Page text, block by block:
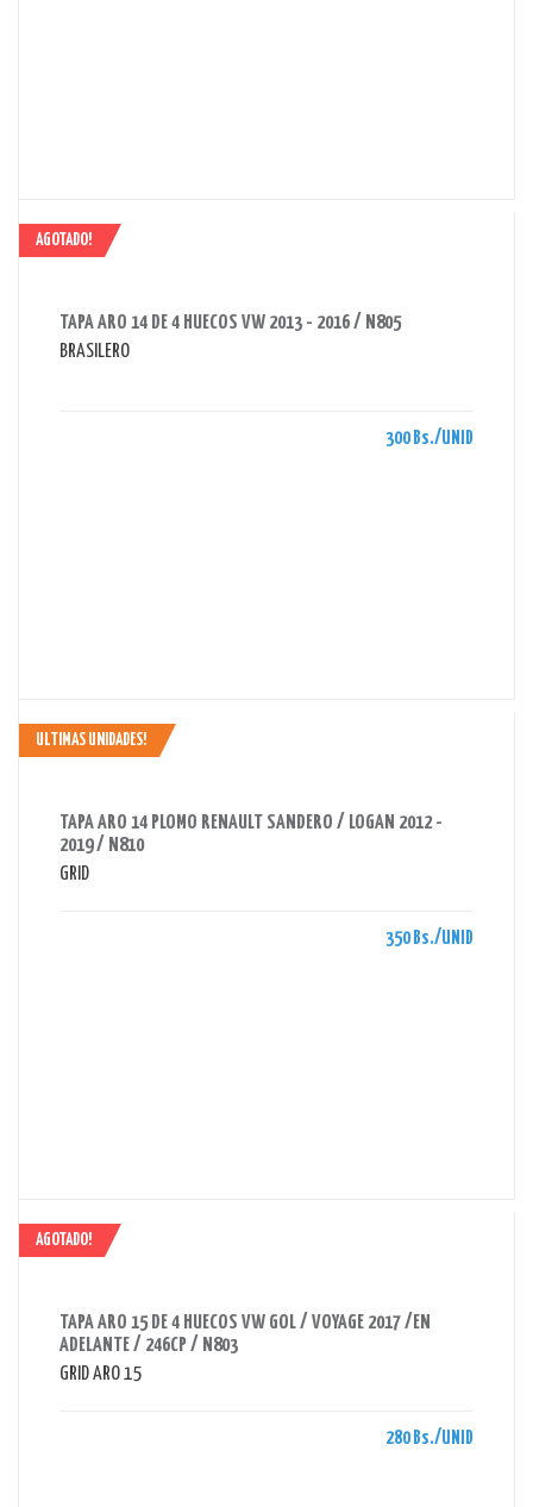
AGOTADO!
TAPA ARO 14 DE 4 HUECOS VW 2013 - 2016 / N805
BRASILERO
300 Bs./UNID
ULTIMAS UNIDADES!
TAPA ARO 14 PLOMO RENAULT SANDERO / LOGAN 2012 -
2019 / N810
GRID
350 Bs./UNID
AGOTADO!
TAPA ARO 15 DE 4 HUECOS VW GOL / VOYAGE 2017 /EN
ADELANTE / 246CP / N803
GRID ARO 15
280 Bs./UNID